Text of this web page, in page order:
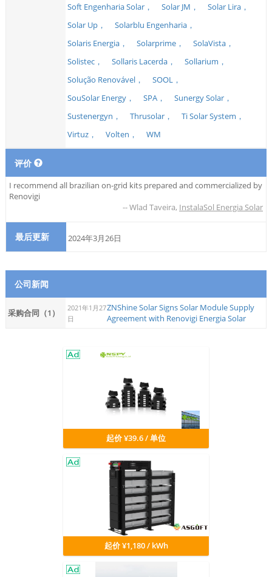
Soft Engenharia Solar，
Solar JM，
Solar Lira，
Solar Up，
Solarblu Engenharia，
Solaris Energia，
Solarprime，
SolaVista，
Solistec，
Sollaris Lacerda，
Sollarium，
Solução Renovável，
SOOL，
SouSolar Energy，
SPA，
Sunergy Solar，
Sustenergyn，
Thrusolar，
Ti Solar System，
Virtuz，
Volten， WM
评价
I recommend all brazilian on-grid kits prepared and commercialized by
Renovigi
--Wlad Taveira, InstalaSol Energia Solar
最后更新 2024年3月26日
公司新闻
采购合同（1）
2021年1月27
日
ZNShine Solar Signs Solar Module Supply
Agreement with Renovigi Energia Solar
起价 ¥39.6 / 单位
起价 ¥1,180 / kWh